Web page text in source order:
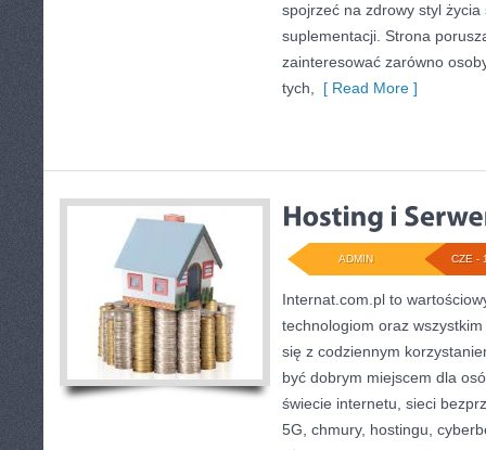
spojrzeć na zdrowy styl
suplementacji. Strona
zainteresować zarówno
tych,
[ Read More ]
CZE -
ADMIN
Internat.com.pl to
technologiom oraz
się z codziennym
być dobrym miejscem dla
świecie internetu, sieci
5G, chmury, hostingu,